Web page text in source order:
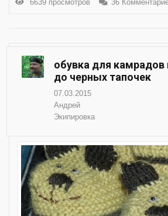
6639 просмотров 36
обувка для камрадов
до черных тапочек
07.03.2015
Андрей
Экипировка